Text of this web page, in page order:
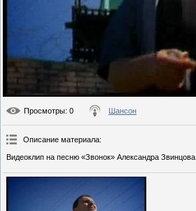
Просмотры: 0 Шансон
Описание материала:
Видеоклип на песню «Звонок» Александра Звинцова.